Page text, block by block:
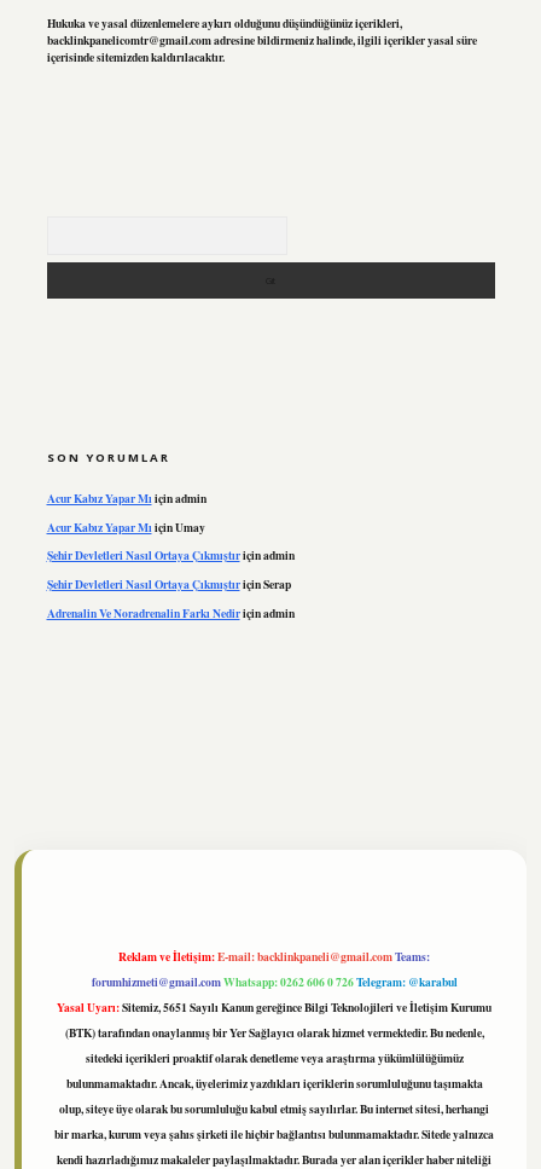
Hukuka ve yasal düzenlemelere aykırı olduğunu düşündüğünüz içerikleri,
backlinkpanelicomtr@gmail.comadresine bildirmeniz halinde, ilgili içerikler yasal süre
içerisinde sitemizden kaldırılacaktır.
SON YORUMLAR
Acur Kabız Yapar Mıiçinadmin
Acur Kabız Yapar Mı içinUmay
Şehir Devletleri Nasıl Ortaya Çıkmıştıriçinadmin
Şehir Devletleri Nasıl Ortaya ÇıkmıştıriçinSerap
Adrenalin Ve Noradrenalin Farkı Nediriçinadmin
Reklam ve İletişim:E-mail:backlinkpaneli@gmail.comTeams:
forumhizmeti@gmail.comWhatsapp: 0262 606 0 726Telegram: @karabul
Yasal Uyarı:Sitemiz, 5651 Sayılı Kanun gereğince Bilgi Teknolojileri ve İletişim Kurumu
(BTK) tarafından onaylanmış bir Yer Sağlayıcı olarak hizmet vermektedir. Bu nedenle,
sitedeki içerikleri proaktif olarak denetleme veya araştırma yükümlülüğümüz
bulunmamaktadır. Ancak, üyelerimiz yazdıkları içeriklerin sorumluluğunu taşımakta
olup, siteye üye olarak bu sorumluluğu kabul etmiş sayılırlar. Bu internet sitesi, herhangi
bir marka, kurum veya şahıs şirketi ile hiçbir bağlantısı bulunmamaktadır. Sitede yalnızca
kendi hazırladığımız makaleler paylaşılmaktadır. Burada yer alan içerikler haber niteliği